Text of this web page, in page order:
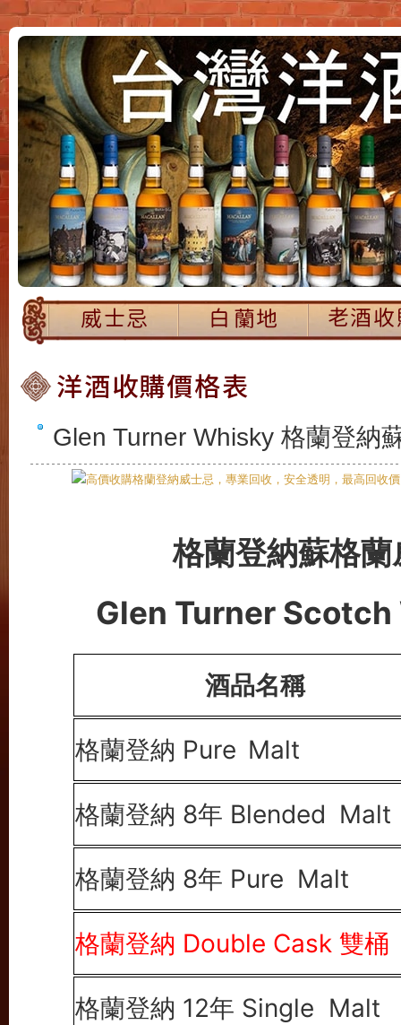
Glen Turner Whisky 格蘭登納
格蘭登納蘇格蘭
Glen Turner
酒品名稱
格蘭登納 Pure Malt
格蘭登納 8年 Blended Malt
格蘭登納 8年 Pure Malt
格蘭登納 Double Cask 雙桶
格蘭登納 12年 Single Malt